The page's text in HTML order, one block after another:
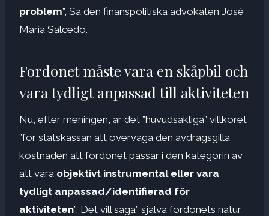
problem”, Sa den finanspolitiska advokaten José
María Salcedo.
Fordonet måste vara en skåpbil och
vara tydligt anpassad till aktiviteten
Nu, efter meningen, är det ”huvudsakliga” villkoret
”för statskassan att överväga den avdragsgilla
kostnaden att fordonet passar i den kategorin av
att vara objektivt instrumental eller vara
tydligt anpassad/identifierad för
aktiviteten”, Det vill säga” själva fordonets natur